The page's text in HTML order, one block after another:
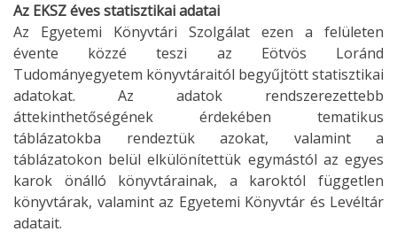
Az EKSZ éves statisztikai adatai
Az Egyetemi Könyvtári Szolgálat ezen a felületen
évente közzé teszi az Eötvös Loránd
Tudományegyetem könyvtáraitól begyűjtött statisztikai
adatokat. Az adatok rendszerezettebb
áttekinthetőségének érdekében tematikus
táblázatokba rendeztük azokat, valamint a
táblázatokon belül elkülönítettük egymástól az egyes
karok önálló könyvtárainak, a karoktól független
könyvtárak, valamint az Egyetemi Könyvtár és Levéltár
adatait.